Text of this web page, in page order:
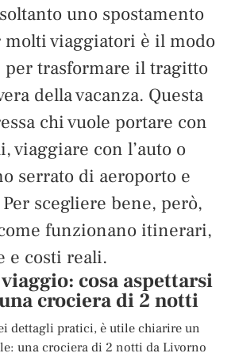
uno spostamento
molti viaggiatori è il modo
per trasformare il tragitto
della vacanza. Questa
chi vuole portare con
viaggiare con l’auto o
serrato di aeroporto e
scegliere bene, però,
funzionano itinerari,
e costi reali.
cosa aspettarsi
crociera di 2 notti
dettagli pratici, è utile chiarire un
una crociera di 2 notti da Livorno